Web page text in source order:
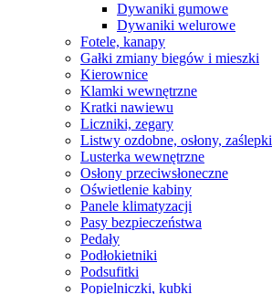
Dywaniki gumowe
Dywaniki welurowe
Fotele, kanapy
Gałki zmiany biegów i mieszki
Kierownice
Klamki wewnętrzne
Kratki nawiewu
Liczniki, zegary
Listwy ozdobne, osłony, zaślepki
Lusterka wewnętrzne
Osłony przeciwsłoneczne
Oświetlenie kabiny
Panele klimatyzacji
Pasy bezpieczeństwa
Pedały
Podłokietniki
Podsufitki
Popielniczki, kubki